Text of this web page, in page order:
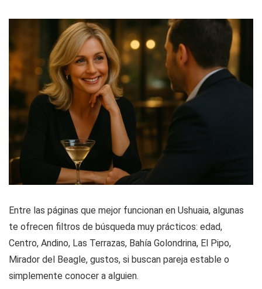
Entre las páginas que mejor funcionan en Ushuaia, algunas
te ofrecen filtros de búsqueda muy prácticos: edad,
Centro, Andino, Las Terrazas, Bahía Golondrina, El Pipo,
Mirador del Beagle, gustos, si buscan pareja estable o
simplemente conocer a alguien.